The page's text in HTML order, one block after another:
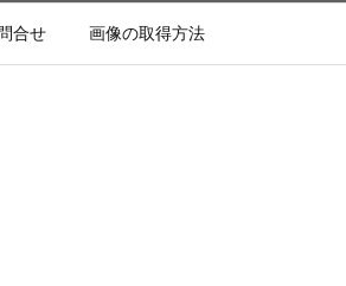
合せ 画像の取得方法